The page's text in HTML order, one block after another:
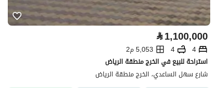
⃁1,100,000
4
4
5,053 م2
استراحة للبيع في الخرج منطقة الرياض
شارع سهل الساعدي، الخرج منطقة الرياض